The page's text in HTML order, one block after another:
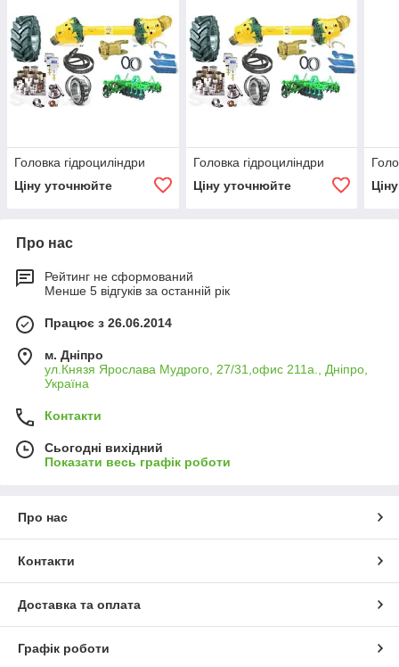
Головка гідроциліндри
Ціну уточнюйте
Головка гідроциліндри
Ціну уточнюйте
Про нас
Рейтинг не сформований
Менше 5 відгуків за останній рік
Працює з 26.06.2014
м. Дніпро
ул.Князя Ярослава Мудрого, 27/31,офис 211а., Дніпро,
Україна
Контакти
Сьогодні вихідний
Показати весь графік роботи
Про нас
Контакти
Доставка та оплата
Графік роботи